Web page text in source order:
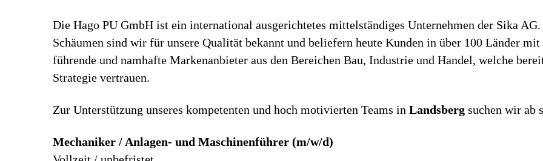
Die Hago PU GmbH ist ein international ausgerichtetes mittelständiges Unternehmen der Sika
Schäumen sind wir für unsere Qualität bekannt und beliefern heute Kunden in über 100 Länder
führende und namhafte Markenanbieter aus den Bereichen Bau, Industrie und Handel, welche
Strategie vertrauen.
Zur Unterstützung unseres kompetenten und hoch motivierten Teams in Landsberg suchen wir ab
Mechaniker / Anlagen- und Maschinenführer (m/w/d)